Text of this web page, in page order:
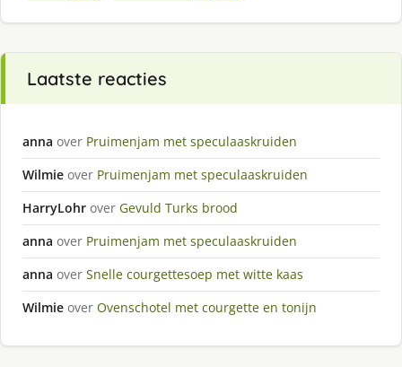
Laatste reacties
anna over Pruimenjam met speculaaskruiden
Wilmie over Pruimenjam met speculaaskruiden
HarryLohr over Gevuld Turks brood
anna over Pruimenjam met speculaaskruiden
anna over Snelle courgettesoep met witte kaas
Wilmie over Ovenschotel met courgette en tonijn